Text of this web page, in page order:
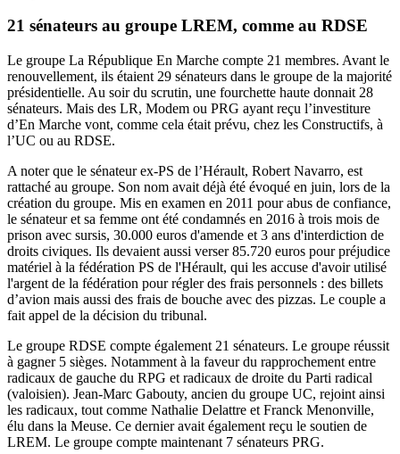
21 sénateurs au groupe LREM, comme au RDSE
Le groupe La République En Marche compte 21 membres. Avant le
renouvellement, ils étaient 29 sénateurs dans le groupe de la majorité
présidentielle. Au soir du scrutin, une fourchette haute donnait 28
sénateurs. Mais des LR, Modem ou PRG ayant reçu l’investiture
d’En Marche vont, comme cela était prévu, chez les Constructifs, à
l’UC ou au RDSE.
A noter que le sénateur ex-PS de l’Hérault, Robert Navarro, est
rattaché au groupe. Son nom avait déjà été évoqué en juin, lors de la
création du groupe. Mis en examen en 2011 pour abus de confiance,
le sénateur et sa femme ont été condamnés en 2016 à trois mois de
prison avec sursis, 30.000 euros d'amende et 3 ans d'interdiction de
droits civiques. Ils devaient aussi verser 85.720 euros pour préjudice
matériel à la fédération PS de l'Hérault, qui les accuse d'avoir utilisé
l'argent de la fédération pour régler des frais personnels : des billets
d’avion mais aussi des frais de bouche avec des pizzas. Le couple a
fait appel de la décision du tribunal.
Le groupe RDSE compte également 21 sénateurs. Le groupe réussit
à gagner 5 sièges. Notamment à la faveur du rapprochement entre
radicaux de gauche du RPG et radicaux de droite du Parti radical
(valoisien). Jean-Marc Gabouty, ancien du groupe UC, rejoint ainsi
les radicaux, tout comme Nathalie Delattre et Franck Menonville,
élu dans la Meuse. Ce dernieravait également reçu le soutien de
LREM. Le groupe compte maintenant 7 sénateurs PRG.